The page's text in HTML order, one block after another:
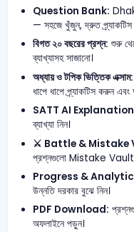
Question Bank:
— সহজে খুঁজুন, দ্রুত
বিগত ২০ বছরের প্রশ্ন: শুরু
ব্যাখ্যাসহ সাজানো।
অধ্যায় ও টপিক ভিত্তিক এক্সাম:
ধাপে ধাপে প্র্যাকটিস করুন
SATT AI
ব্যাখ্যা নিন।
⚔️ Battle & Mistake
প্রশ্নগুলো Mistake Vault-
Progress &
উন্নতি দরকার বুঝে নিন।
PDF Download:
অফলাইনে পড়ুন।